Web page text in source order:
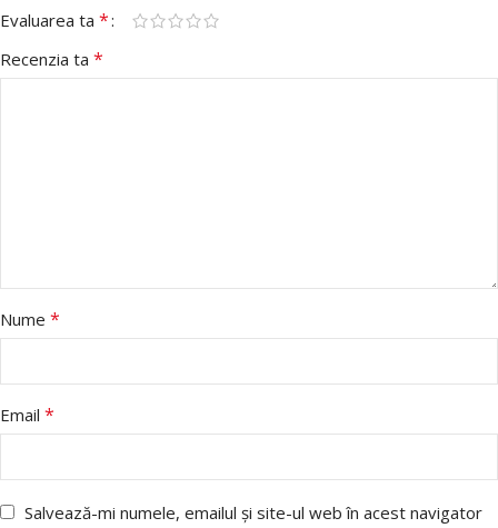
Evaluarea ta *
Recenzia ta *
Nume *
Email *
Salvează-mi numele, emailul și site-ul web în acest navigator